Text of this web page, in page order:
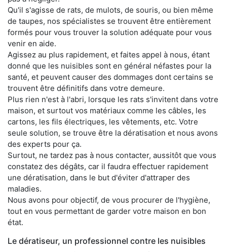
Qu'il s'agisse de rats, de mulots, de souris, ou bien même
de taupes, nos spécialistes se trouvent être entièrement
formés pour vous trouver la solution adéquate pour vous
venir en aide.
Agissez au plus rapidement, et faites appel à nous, étant
donné que les nuisibles sont en général néfastes pour la
santé, et peuvent causer des dommages dont certains se
trouvent être définitifs dans votre demeure.
Plus rien n'est à l'abri, lorsque les rats s'invitent dans votre
maison, et surtout vos matériaux comme les câbles, les
cartons, les fils électriques, les vêtements, etc. Votre
seule solution, se trouve être la dératisation et nous avons
des experts pour ça.
Surtout, ne tardez pas à nous contacter, aussitôt que vous
constatez des dégâts, car il faudra effectuer rapidement
une dératisation, dans le but d'éviter d'attraper des
maladies.
Nous avons pour objectif, de vous procurer de l'hygiène,
tout en vous permettant de garder votre maison en bon
état.
Le dératiseur, un professionnel contre les nuisibles